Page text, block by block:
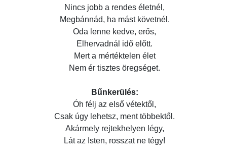
Nincs jobb a rendes életnél,
Megbánnád, ha mást követnél.
Oda lenne kedve, erős,
Elhervadnál idő előtt.
Mert a mértéktelen élet
Nem ér tisztes öregséget.
Bűnkerülés:
Óh félj az első vétektől,
Csak úgy lehetsz, ment többektől.
Akármely rejtekhelyen légy,
Lát az Isten, rosszat ne tégy!